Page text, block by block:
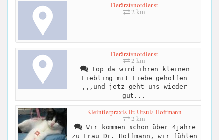
Tierärztenotdienst
2 km
Tierärztenotdienst
2 km
Top da wird ihren kleinen
Liebling mit Liebe geholfen
,,,und jetz geht uns wieder
gut...
Kleintierpraxis Dr. Ursula Hoffmann
2 km
Wir kommen schon über 4jahre
zu Frau Dr. Hoffmann, wir fühlen